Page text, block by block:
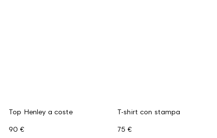
Top Henley a coste
90 €
T-shirt con stampa
75 €